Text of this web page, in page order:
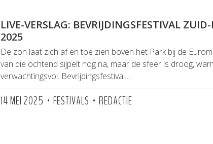
LIVE-VERSLAG: BEVRIJDINGSFESTIVAL
2025
De zon laat zich af en toe zien boven het Park bij de
van die ochtend sijpelt nog na, maar de sfeer is droog,
verwachtingsvol. Bevrijdingsfestival…
14 MEI 2025 • FESTIVALS • REDACTIE